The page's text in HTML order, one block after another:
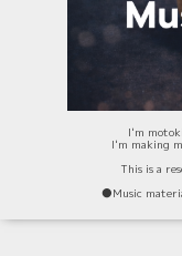
I'm
I'm making
This is a
⚫️Music